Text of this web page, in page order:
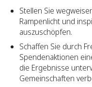
Stellen Sie
Rampenlicht und
auszuschöpfen.
Schaffen Sie durch
Spendenaktionen
die Ergebnisse
Gemeinschaften